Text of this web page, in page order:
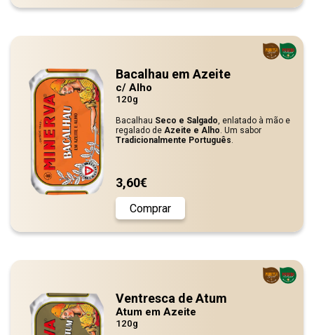
Bacalhau em Azeite
c/ Alho
120g
Bacalhau Seco e Salgado, enlatado à mão e
regalado de Azeite e Alho. Um sabor
Tradicionalmente Português.
3,60€
Comprar
Ventresca de Atum
Atum em Azeite
120g